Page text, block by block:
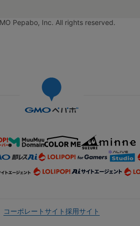
Pepabo, Inc. All rights reserved.
コーポレートサイト採用サイト